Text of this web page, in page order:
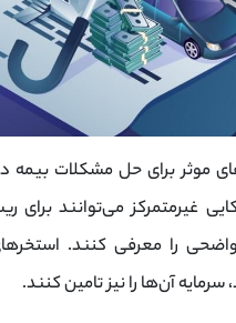
موثر برای حل مشکلات بیمه
غیرمتمرکز می‌توانند
واضحی را معرفی کنند.
آن‌ها را نیز تامین ‌کنند.